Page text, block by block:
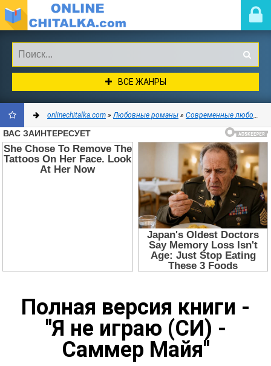
ВСЕ ЖАНРЫ
ДОБАВИТЬ
В
onlinechitalka.com »Любовные романы » Современные любовные романы
Полная версия книги -
"Я не играю (СИ) -
Саммер Майя"